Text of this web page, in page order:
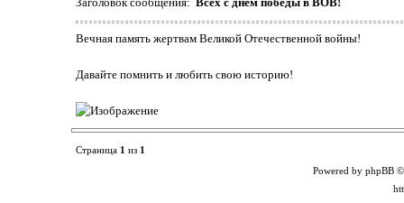
Вечная память жертвам Великой Отечественной войны!
Давайте помнить и любить свою историю!
Страница 1 из 1
Powered by phpBB